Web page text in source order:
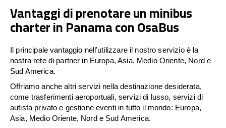
Vantaggi di prenotare un minibus
charter in Panama con OsaBus
Il principale vantaggio nell’utilizzare il nostro servizio è la
nostra rete di partner in Europa, Asia, Medio Oriente, Nord e
Sud America.
Offriamo anche altri servizi nella destinazione desiderata,
come trasferimenti aeroportuali, servizi di lusso, servizi di
autista privato e gestione eventi in tutto il mondo: Europa,
Asia, Medio Oriente, Nord e Sud America.